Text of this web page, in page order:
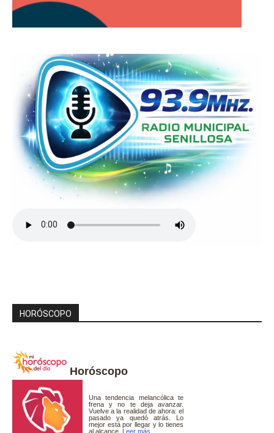
HORÓSCOPO
Horóscopo